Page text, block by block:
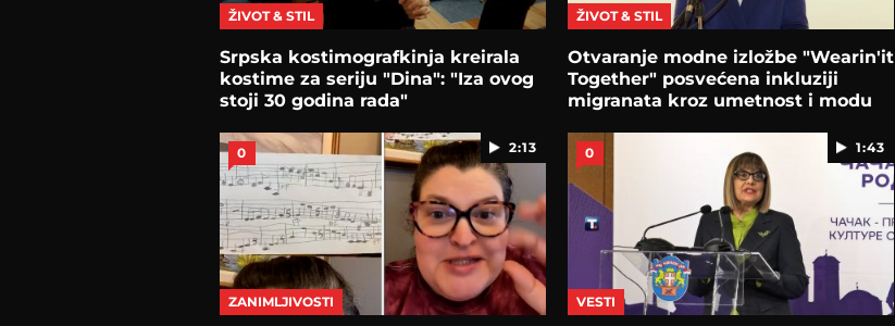
ŽIVOT & STIL
Srpska kostimografkinja kreirala
kostime za seriju "Dina": "Iza ovog
stoji 30 godina rada"
ŽIVOT & STIL
Otvaranje modne izložbe "Wearin'it
Together" posvećena inkluziji
migranata kroz umetnost i modu
2:13
0
ZANIMLJIVOSTI
1:43
0
VESTI